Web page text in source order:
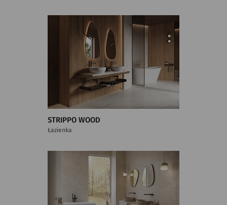
STRIPPO WOOD
Łazienka